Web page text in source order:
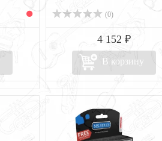
(0)
4 152 ₽
В корзину